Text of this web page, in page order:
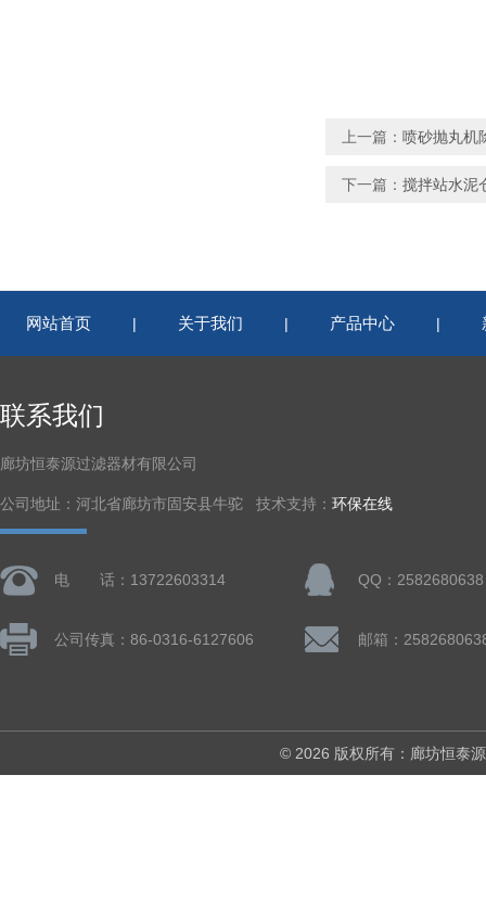
上一篇： 喷砂抛丸机
下一篇： 搅拌站水泥
网站首页 | 关于我们 | 产品中心 |
联系我们
廊坊恒泰源过滤器材有限公司
公司地址：河北省廊坊市固安县牛驼 技术支持： 环保在线
电 话：13722603314 QQ：2582680638
公司传真：86-0316-6127606 邮箱：
© 2026 版权所有：廊坊恒泰